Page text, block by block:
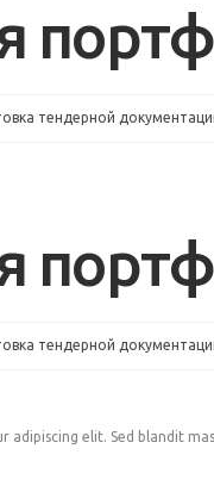
тендерной
тендерной
elit. Sed blandit